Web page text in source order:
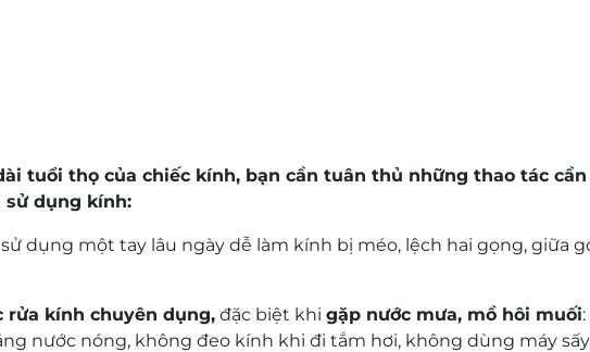
tuổi thọ của chiếc kính, bạn cần tuân thủ những thao tác
sử dụng kính:
dụng một tay lâu ngày dễ làm kính bị méo, lệch hai gọng, giữa
rửa kính chuyên dụng, đặc biệt khi gặp nước mưa, mồ hôi muối
nước nóng, không đeo kính khi đi tắm hơi, không dùng máy